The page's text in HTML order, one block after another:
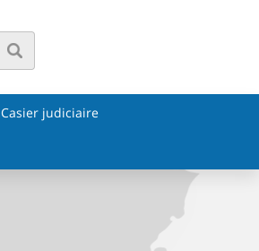
Casier judiciaire